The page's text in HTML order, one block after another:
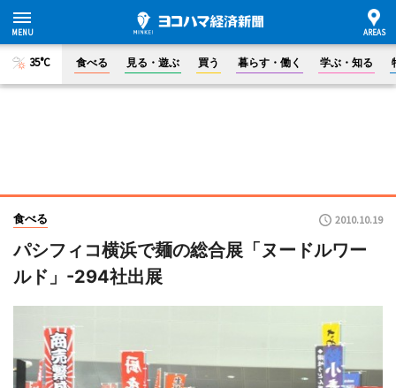
35°C 食べる 見る・遊ぶ 買う 暮らす・働く 学ぶ・知る
食べる 2010.10.19
パシフィコ横浜で麺の総合展「ヌードルワー
ルド」-294社出展